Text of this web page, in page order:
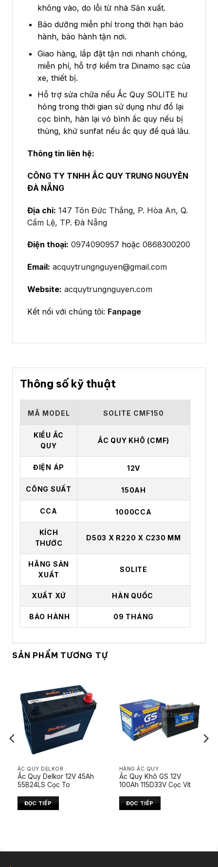
không vào, do lỗi từ nhà Sản xuất.
Bảo dưỡng miễn phí trong thời hạn bảo
hành, bảo hành tận nơi.
Giao hàng, lắp đặt tận nơi nhanh chóng,
miễn phí, hỗ trợ kiểm tra Dinamo sạc của
xe, thiết bị.
Hỗ trợ sửa chữa nếu Ắc Quy SOLITE hư
hỏng trong thời gian sử dụng như đổ lại
cọc bình, hàn lại vỏ bình ắc quy nếu bị
thủng, khử sunfat nếu ắc quy để quá lâu.
Thông tin liên hệ:
CÔNG TY TNHH ẮC QUY TRUNG NGUYÊN
ĐÀ NẴNG
Địa chỉ: 147 Tôn Đức Thắng, P. Hòa An, Q.
Cẩm Lệ, TP. Đà Nẵng
Điện thoại: 0974090957 hoặc 0868300200
Email: acquytrungnguyen@gmail.com
Website: acquytrungnguyen.com
Kết nối với chúng tôi: Fanpage
Thông số kỹ thuật
MÃ MODEL SOLITE CMF150
KIỂU ẮC
QUY
ẮC QUY KHÔ (CMF)
ĐIỆN ÁP 12V
CÔNG SUẤT 150AH
CCA 1000CCA
KÍCH
THƯỚC
D503 X R220 X C230 MM
HÃNG SẢN
XUẤT
SOLITE
XUẤT XỨ HÀN QUỐC
BẢO HÀNH 09 THÁNG
SẢN PHẨM TƯƠNG TỰ
ẮC QUY DELKOR
Ắc Quy Delkor 12V 45Ah
55B24LS Cọc To
ĐỌC TIẾP
HÃNG ẮC QUY
Ắc Quy Khô GS 12V
100Ah 115D33V Cọc Vít
ĐỌC TIẾP